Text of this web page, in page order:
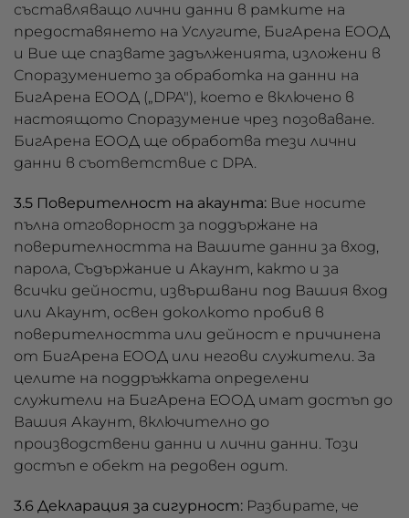
съставляващо лични данни в рамките на
предоставянето на Услугите, БигАрена ЕООД
и Вие ще спазвате задълженията, изложени в
Споразумението за обработка на данни на
БигАрена ЕООД („DPA"), което е включено в
настоящото Споразумение чрез позоваване.
БигАрена ЕООД ще обработва тези лични
данни в съответствие с DPA.
3.5 Поверителност на акаунта: Вие носите
пълна отговорност за поддържане на
поверителността на Вашите данни за вход,
парола, Съдържание и Акаунт, както и за
всички дейности, извършвани под Вашия вход
или Акаунт, освен доколкото пробив в
поверителността или дейност е причинена
от БигАрена ЕООД или негови служители. За
целите на поддръжката определени
служители на БигАрена ЕООД имат достъп до
Вашия Акаунт, включително до
производствени данни и лични данни. Този
достъп е обект на редовен одит.
3.6 Декларация за сигурност: Разбирате, че